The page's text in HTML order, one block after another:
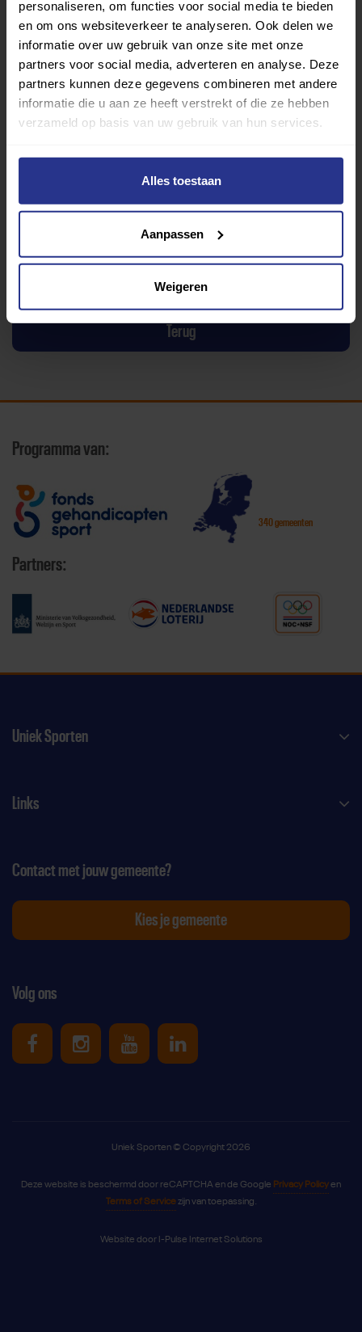
personaliseren, om functies voor social media te bieden
en om ons websiteverkeer te analyseren. Ook delen we
informatie over uw gebruik van onze site met onze
partners voor social media, adverteren en analyse. Deze
partners kunnen deze gegevens combineren met andere
informatie die u aan ze heeft verstrekt of die ze hebben
verzameld op basis van uw gebruik van hun services.
Alles toestaan
Aanpassen
Weigeren
MFC de Mencke
Terug
Programma van:
340 gemeenten
Partners:
Uniek Sporten
Links
Volg ons
Uniek Sporten op Facebook
Uniek Sporten op Instagram
Uniek Sporten op Youtube
Uniek Sporten op
Contact met jouw gemeente?
Kies je gemeente
Uniek Sporten © Copyright 2026
Deze website is beschermd door reCAPTCHA en de Google Privacy Policyen
Terms of Servicezijn van toepassing.
Website door I-Pulse Internet Solutions